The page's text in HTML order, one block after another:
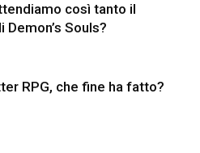
così tanto il
Demon’s Souls?
RPG, che fine ha fatto?